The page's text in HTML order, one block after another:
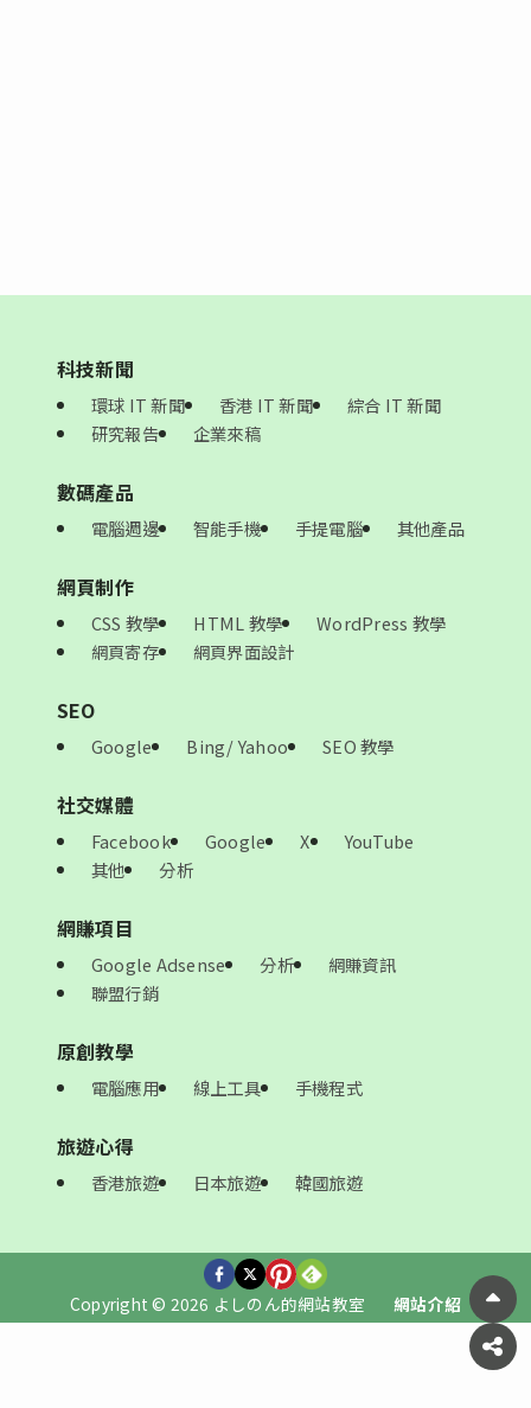
科技新聞
環球 IT 新聞 香港 IT 新聞
綜合 IT 新聞
研究報告
企業來稿
數碼產品
電腦週邊 智能手機 手提電腦 其他產品
網頁制作
CSS 教學 HTML 教學
WordPress 教學
網頁寄存
網頁界面設計
SEO
Google Bing/ Yahoo SEO 教學
社交媒體
Facebook Google X
YouTube
其他
分析
網賺項目
Google Adsense 分析
網賺資訊
聯盟行銷
原創教學
電腦應用 線上工具 手機程式
旅遊心得
香港旅遊 日本旅遊 韓國旅遊
Copyright © 2026 よしのん的網站教室 網站介紹